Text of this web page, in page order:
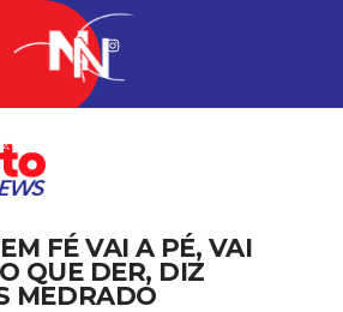
A VERDADE DA NOTICIA
FÉ VAI A PÉ, VAI
QUE DER, DIZ
MEDRADO